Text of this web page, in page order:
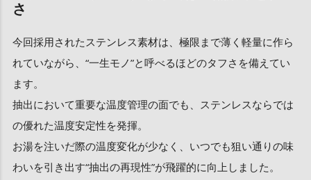
さ
今回採用されたステンレス素材は、極限まで薄く軽量に作ら
れていながら、“一生モノ”と呼べるほどのタフさを備えてい
ます。
抽出において重要な温度管理の面でも、ステンレスならでは
の優れた温度安定性を発揮。
お湯を注いだ際の温度変化が少なく、いつでも狙い通りの味
わいを引き出す“抽出の再現性”が飛躍的に向上しました。